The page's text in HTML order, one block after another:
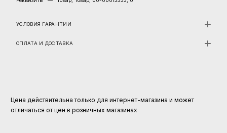
УСЛОВИЯ ГАРАНТИИ
ОПЛАТА И ДОСТАВКА
Цена действительна только для интернет-магазина и может
отличаться от цен в розничных магазинах